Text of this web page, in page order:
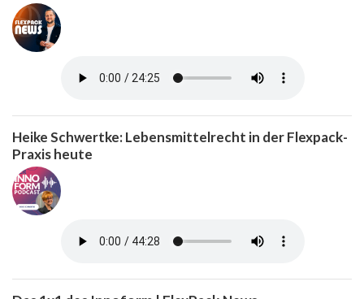
Heike Schwertke: Lebensmittelrecht in der Flexpack-
Praxis heute